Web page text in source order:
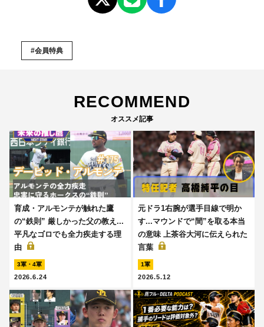
#会員特典
RECOMMEND
オススメ記事
育成・アルモンテが触れた鷹
の“鉄則” 厳しかった父の教え...
平凡なゴロでも全力疾走する理
由
3軍・4軍
2026.6.24
元ドラ1右腕が選手目線で明か
す...マウンドで“間”を取る本当
の意味 上茶谷大河に伝えられた
言葉
1軍
2026.5.12